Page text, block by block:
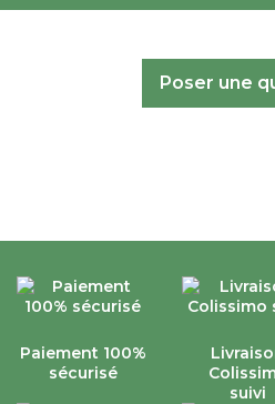
Poser une
Paiement 100%
sécurisé
suivi